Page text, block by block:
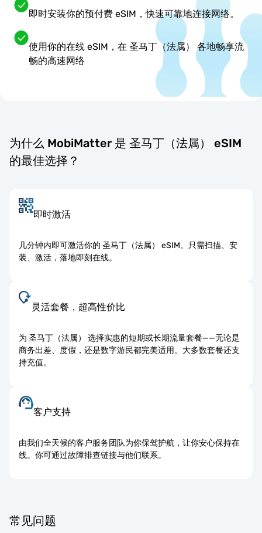
即时安装你的预付费 eSIM，快速可靠地连接网络。
使用你的在线 eSIM，在 圣马丁（法属） 各地畅享流
畅的高速网络
为什么 MobiMatter 是 圣马丁（法属） eSIM
的最佳选择？
即时激活
几分钟内即可激活你的 圣马丁（法属） eSIM。只需扫描、安
装、激活，落地即刻在线。
灵活套餐，超高性价比
为 圣马丁（法属） 选择实惠的短期或长期流量套餐——无论是
商务出差、度假，还是数字游民都完美适用。大多数套餐还支
持充值。
客户支持
由我们全天候的客户服务团队为你保驾护航，让你安心保持在
线。你可通过故障排查链接与他们联系。
常见问题